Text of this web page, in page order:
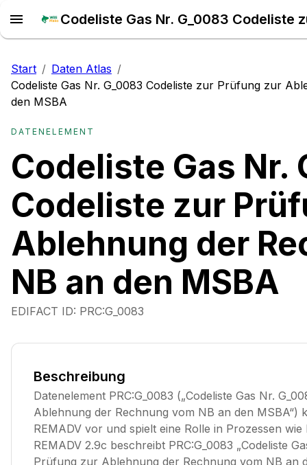
Start / Daten Atlas /
Codeliste Gas Nr. G_0083 Codeliste zur Prüfung zur
den MSBA
DATENELEMENT
Codeliste Gas Nr.
Codeliste zur
Ablehnung der
NB an den MSBA
EDIFACT ID: PRC:G_0083
Beschreibung
Datenelement PRC:G_0083 („Codeliste Gas Nr.
Ablehnung der Rechnung vom NB an den MSBA“)
REMADV vor und spielt eine Rolle in Prozessen
REMADV 2.9c beschreibt PRC:G_0083 „Codeliste
Prüfung zur Ablehnung der Rechnung vom NB an